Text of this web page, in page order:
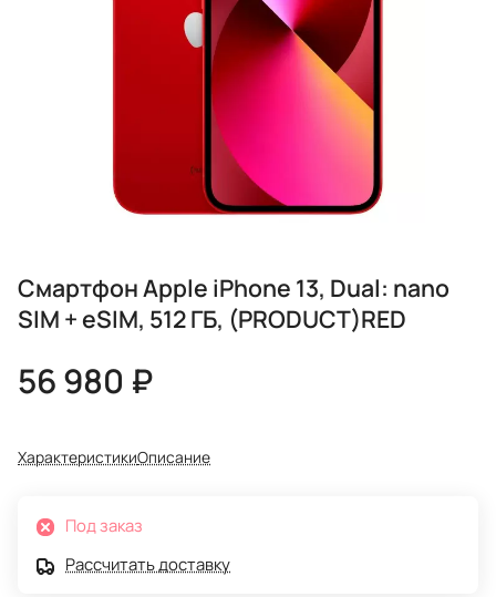
Смартфон Apple iPhone 13, Dual: nano
SIM + eSIM, 512 ГБ, (PRODUCT)RED
56 980 ₽
ХарактеристикиОписание
Под заказ
Рассчитать доставку